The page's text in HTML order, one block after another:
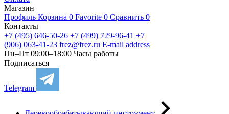
Магазин
Профиль Корзина 0 Favorite 0 Сравнить 0
Контакты
+7 (495) 646-50-26 +7 (499) 729-96-41 +7
(906) 063-41-23 frez@frez.ru E-mail address
Пн–Пт 09:00–18:00 Часы работы
Подписаться
Telegram